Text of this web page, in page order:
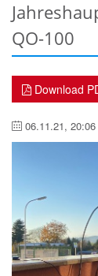
QO-100
Download
06.11.21, 20:06